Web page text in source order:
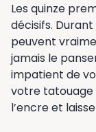
Les quinze
décisifs.
peuvent
jamais le
impatient de
votre tatouage
l’encre et